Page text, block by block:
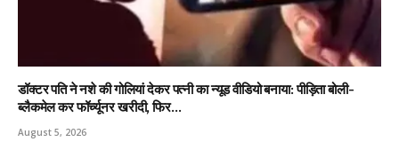
डॉक्टर पति ने नशे की गोलियां देकर पत्नी का न्यूड वीडियो बनाया: पीड़िता बोली-
ब्लैकमेल कर फॉर्च्यूनर खरीदी, फिर…
August 5, 2026